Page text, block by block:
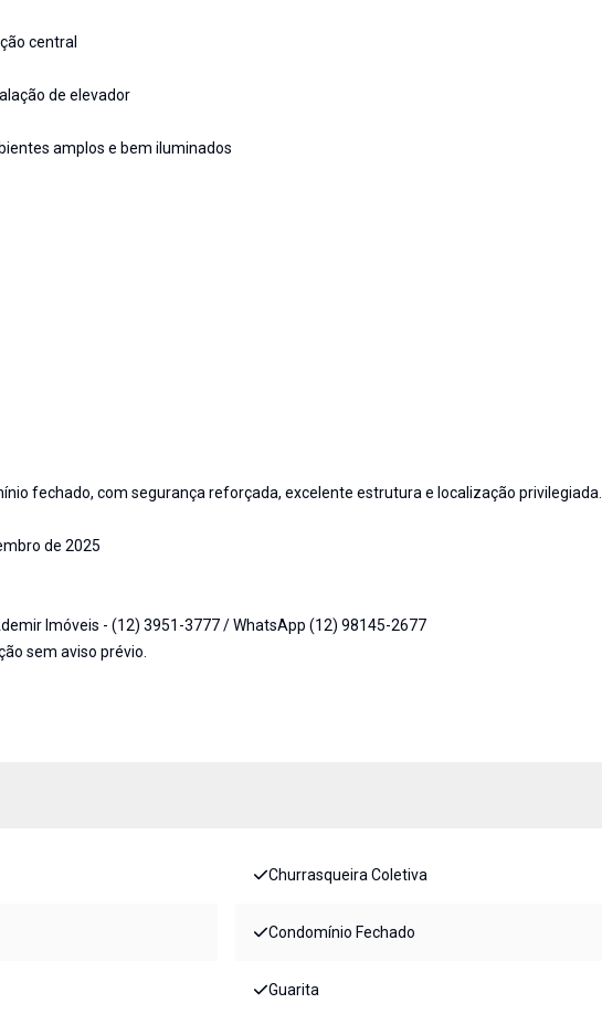
central
de elevador
amplos e bem iluminados
fechado, com segurança reforçada, excelente estrutura e localização privilegiada.
de 2025
Imóveis - (12) 3951-3777 / WhatsApp (12) 98145-2677
sem aviso prévio.
Churrasqueira Coletiva
Condomínio Fechado
Guarita